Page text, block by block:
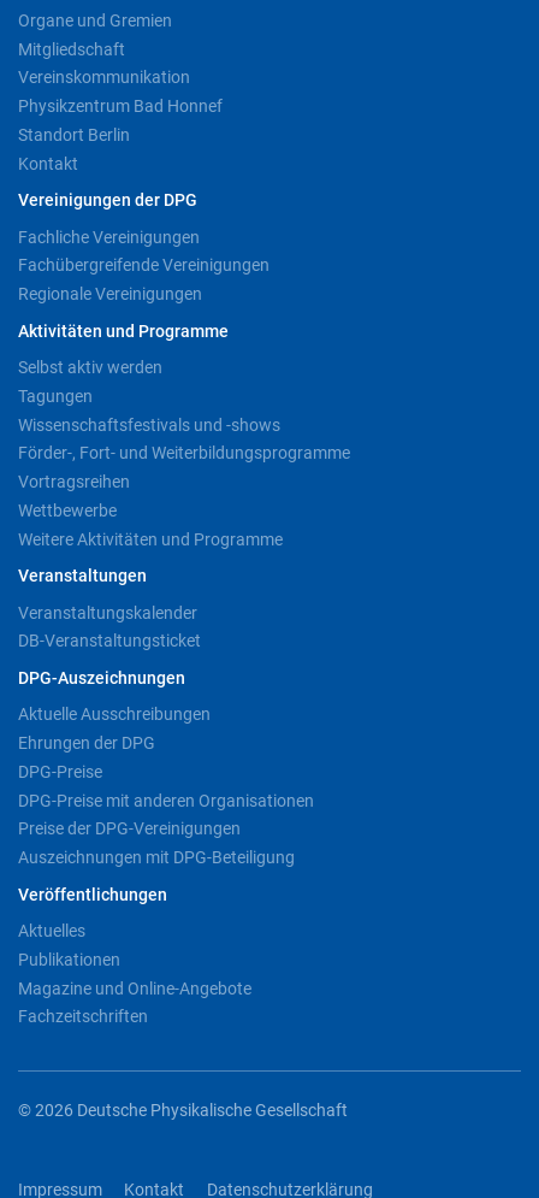
Organe und Gremien
Mitgliedschaft
Vereinskommunikation
Physikzentrum Bad Honnef
Standort Berlin
Kontakt
Vereinigungen der DPG
Fachliche Vereinigungen
Fachübergreifende Vereinigungen
Regionale Vereinigungen
Aktivitäten und Programme
Selbst aktiv werden
Tagungen
Wissenschaftsfestivals und -shows
Förder-, Fort- und Weiterbildungsprogramme
Vortragsreihen
Wettbewerbe
Weitere Aktivitäten und Programme
Veranstaltungen
Veranstaltungskalender
DB-Veranstaltungsticket
DPG-Auszeichnungen
Aktuelle Ausschreibungen
Ehrungen der DPG
DPG-Preise
DPG-Preise mit anderen Organisationen
Preise der DPG-Vereinigungen
Auszeichnungen mit DPG-Beteiligung
Veröffentlichungen
Aktuelles
Publikationen
Magazine und Online-Angebote
Fachzeitschriften
© 2026 Deutsche Physikalische Gesellschaft
Impressum Kontakt Datenschutzerklärung